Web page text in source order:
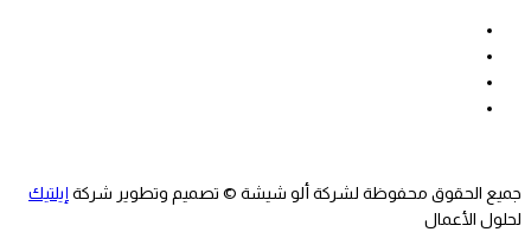
جميع الحقوق محفوظة لشركة ألو شيشة © تصميم وتطوير شركة إيلتيك
لحلول الأعمال